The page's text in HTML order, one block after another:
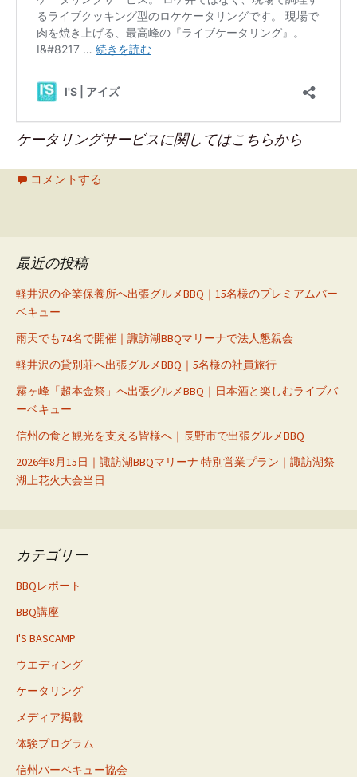
ケータリングサービスに関してはこちらから
コメントする
最近の投稿
軽井沢の企業保養所へ出張グルメBBQ｜15名様のプレミアムバー
ベキュー
雨天でも74名で開催｜諏訪湖BBQマリーナで法人懇親会
軽井沢の貸別荘へ出張グルメBBQ｜5名様の社員旅行
霧ヶ峰「超本金祭」へ出張グルメBBQ｜日本酒と楽しむライブバ
ーベキュー
信州の食と観光を支える皆様へ｜長野市で出張グルメBBQ
2026年8月15日｜諏訪湖BBQマリーナ 特別営業プラン｜諏訪湖祭
湖上花火大会当日
カテゴリー
BBQレポート
BBQ講座
I'S BASCAMP
ウエディング
ケータリング
メディア掲載
体験プログラム
信州バーベキュー協会